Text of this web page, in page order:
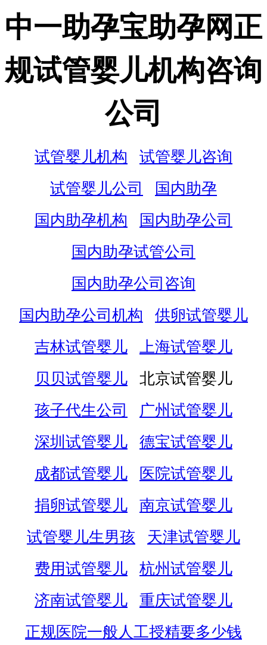
中一助孕宝助孕网正
规试管婴儿机构咨询
公司
试管婴儿机构
试管婴儿咨询
试管婴儿公司
国内助孕
国内助孕机构
国内助孕公司
国内助孕试管公司
国内助孕公司咨询
国内助孕公司机构
供卵试管婴儿
吉林试管婴儿
上海试管婴儿
贝贝试管婴儿
北京试管婴儿
孩子代生公司
广州试管婴儿
深圳试管婴儿
德宝试管婴儿
成都试管婴儿
医院试管婴儿
捐卵试管婴儿
南京试管婴儿
试管婴儿生男孩
天津试管婴儿
费用试管婴儿
杭州试管婴儿
济南试管婴儿
重庆试管婴儿
正规医院一般人工授精要多少钱